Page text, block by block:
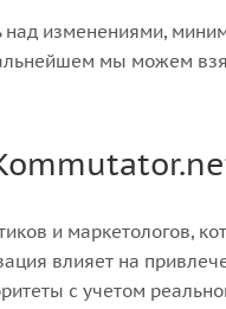
изменениями,
мы можем
и маркетологов,
влияет на
с учетом